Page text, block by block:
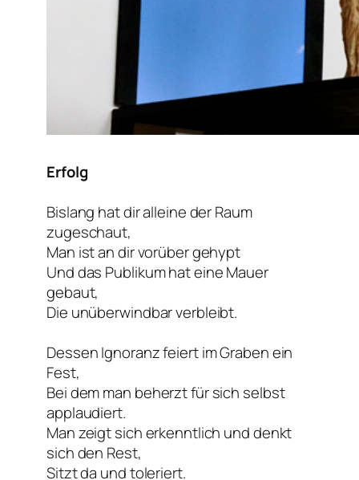
Erfolg
Bislang hat dir alleine der Raum
zugeschaut,
Man ist an dir vorüber gehypt
Und das Publikum hat eine Mauer
gebaut,
Die unüberwindbar verbleibt.
Dessen Ignoranz feiert im Graben ein
Fest,
Bei dem man beherzt für sich selbst
applaudiert.
Man zeigt sich erkenntlich und denkt
sich den Rest,
Sitzt da und toleriert.